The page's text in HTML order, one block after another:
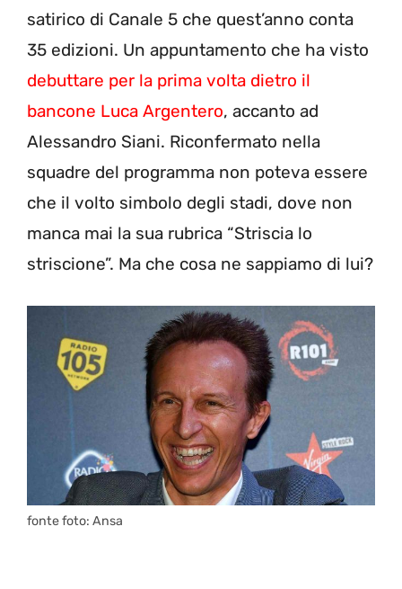
satirico di Canale 5 che quest’anno conta
35 edizioni. Un appuntamento che ha visto
debuttare per la prima volta dietro il
bancone Luca Argentero, accanto ad
Alessandro Siani. Riconfermato nella
squadre del programma non poteva essere
che il volto simbolo degli stadi, dove non
manca mai la sua rubrica “Striscia lo
striscione”. Ma che cosa ne sappiamo di lui?
fonte foto: Ansa